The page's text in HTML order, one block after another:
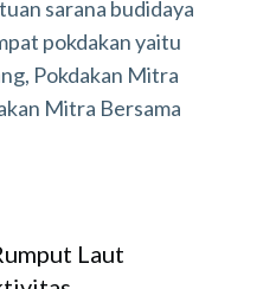
sarana budidaya
pokdakan yaitu
Pokdakan Mitra
Mitra Bersama
Laut